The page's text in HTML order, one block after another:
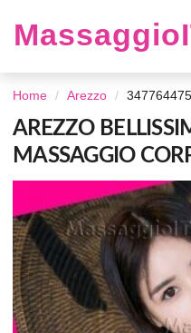
Home Arezzo
AREZZO
MASSAGGIO